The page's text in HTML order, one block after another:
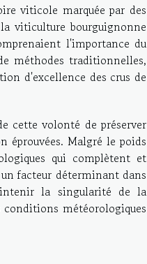
viticole marquée par des
viticulture bourguignonne
l'importance du
méthodes traditionnelles,
d'excellence des crus de
cette volonté de préserver
Malgré le poids
qui complètent et
facteur déterminant dans
la singularité de la
météorologiques